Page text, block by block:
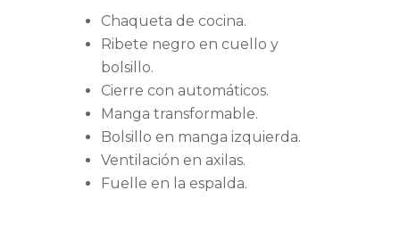
Chaqueta de cocina.
Ribete negro en cuello y
bolsillo.
Cierre con automáticos.
Manga transformable.
Bolsillo en manga izquierda.
Ventilación en axilas.
Fuelle en la espalda.